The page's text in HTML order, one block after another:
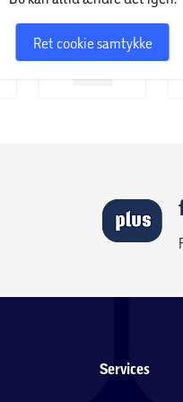
ikke at anvende en
stærke kemikalier.
Ret cookie samtykke
Services